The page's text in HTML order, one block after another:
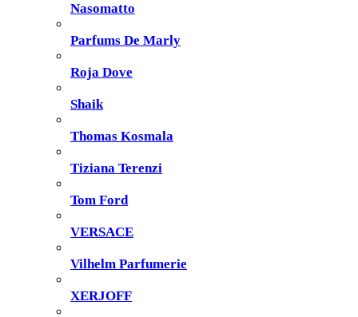
Nasomatto
Parfums De Marly
Roja Dove
Shaik
Thomas Kosmala
Tiziana Terenzi
Tom Ford
VERSACE
Vilhelm Parfumerie
XERJOFF